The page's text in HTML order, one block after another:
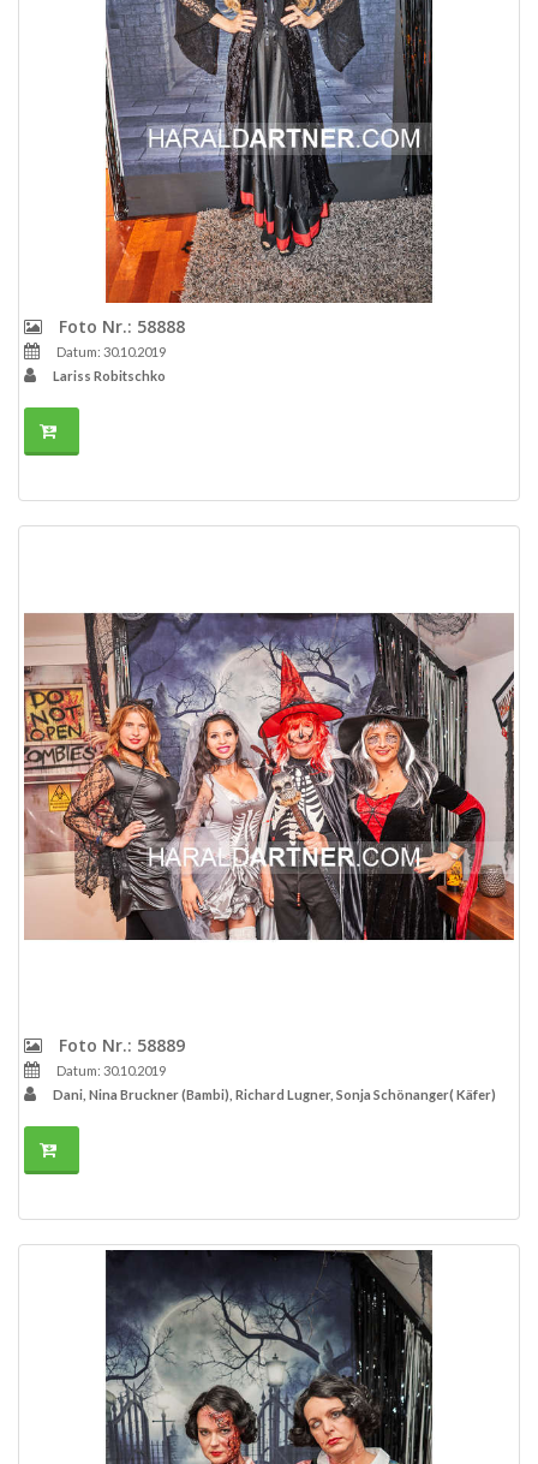
Foto Nr.: 58888
Datum: 30.10.2019
Lariss Robitschko
Foto Nr.: 58889
Datum: 30.10.2019
Dani, Nina Bruckner (Bambi), Richard Lugner, Sonja Schönanger( Käfer)